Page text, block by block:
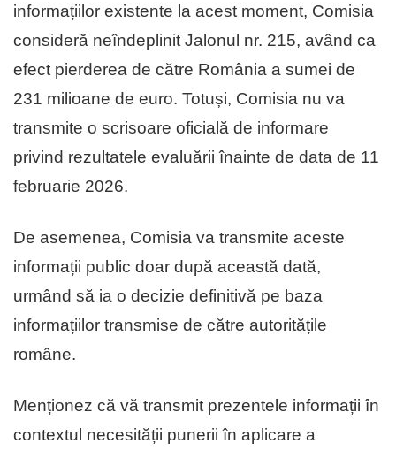
informațiilor existente la acest moment, Comisia
consideră neîndeplinit Jalonul nr. 215, având ca
efect pierderea de către România a sumei de
231 milioane de euro. Totuși, Comisia nu va
transmite o scrisoare oficială de informare
privind rezultatele evaluării înainte de data de 11
februarie 2026.
De asemenea, Comisia va transmite aceste
informații public doar după această dată,
urmând să ia o decizie definitivă pe baza
informațiilor transmise de către autoritățile
române.
Menționez că vă transmit prezentele informații în
contextul necesității punerii în aplicare a